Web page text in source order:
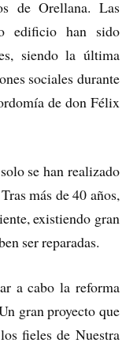
de Orellana. Las
edificio han sido
siendo la última
sociales durante
de don Félix
se han realizado
más de 40 años,
existiendo gran
ser reparadas.
a cabo la reforma
gran proyecto que
fieles de Nuestra